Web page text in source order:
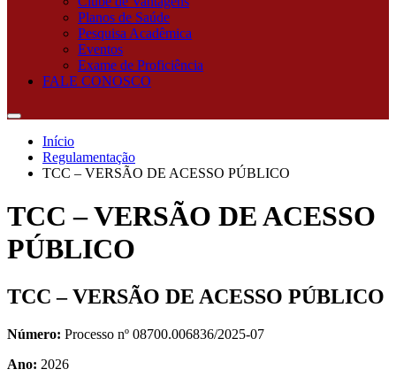
Planos de Saúde
Pesquisa Acadêmica
Eventos
Exame de Proficiência
FALE CONOSCO
Início
Regulamentação
TCC – VERSÃO DE ACESSO PÚBLICO
TCC – VERSÃO DE ACESSO
PÚBLICO
TCC – VERSÃO DE ACESSO PÚBLICO
Número: Processo nº 08700.006836/2025-07
Ano: 2026